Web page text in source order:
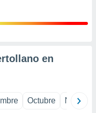
en
Octubre